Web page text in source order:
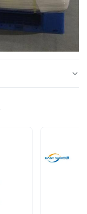
프린터 소모품 소
착성이 우수합니다.
백색분말 구성 TPU
점 DSC